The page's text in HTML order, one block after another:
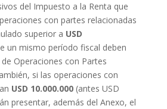
del Impuesto a la Renta que
con partes relacionadas
superior a USD
un mismo período fiscal deben
Operaciones con Partes
si las operaciones con
USD 10.000.000(antes USD
presentar, además del Anexo, el